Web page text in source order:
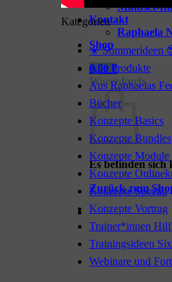
Mindset-
Kontakt
Raphaela
Shop
0,00€
Warenkorb
Es befinden
Zurück zum
Kategorien
☀️ Sommerideen
Alle Produkte
Aus Raphaelas
Bücher
Konzepte Basics
Konzepte Bundles
Konzepte Module
Konzepte
Konzepte Spezial
Konzepte Vortrag
Trainer*innen
Trainingsideen
Webinare und